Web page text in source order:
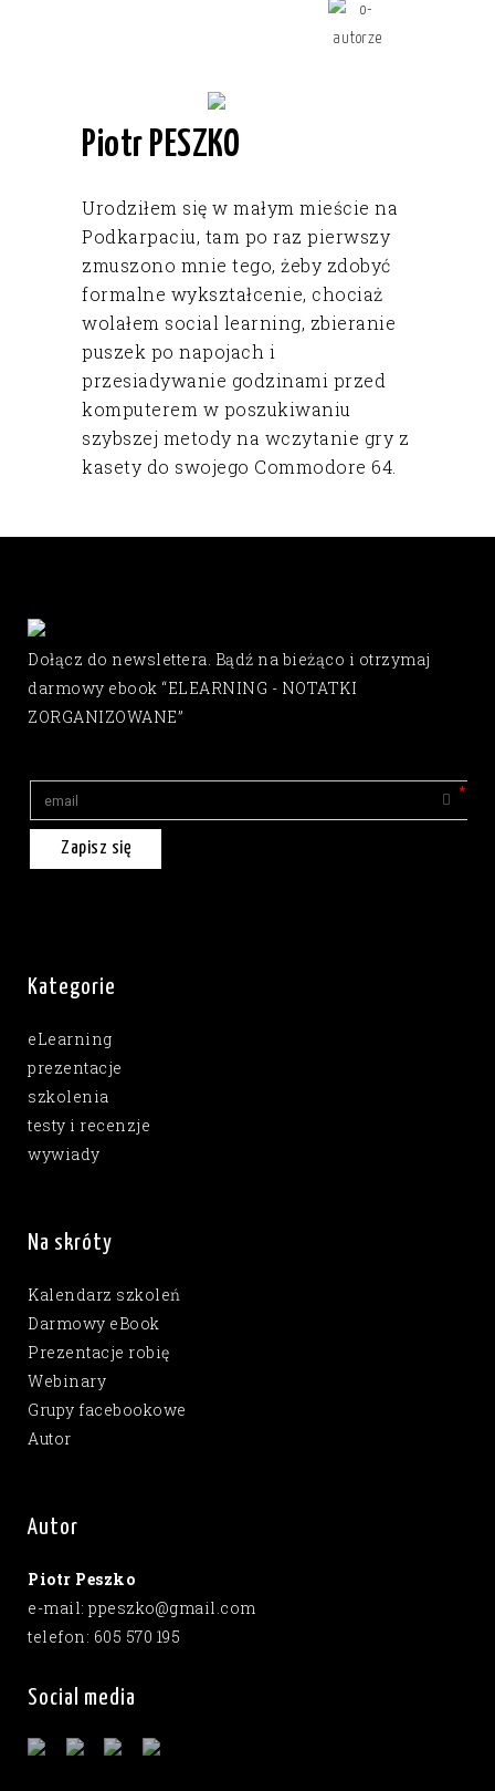
Piotr PESZKO
Urodziłem się w małym mieście na
Podkarpaciu, tam po raz pierwszy
zmuszono mnie tego, żeby zdobyć
formalne wykształcenie, chociaż
wolałem social learning, zbieranie
puszek po napojach i
przesiadywanie godzinami przed
komputerem w poszukiwaniu
szybszej metody na wczytanie gry z
kasety do swojego Commodore 64.
Dołącz do newslettera. Bądź na bieżąco i otrzymaj
darmowy ebook “ELEARNING - NOTATKI
ZORGANIZOWANE”
Zapisz się
Kategorie
eLearning
prezentacje
szkolenia
testy i recenzje
wywiady
Na skróty
Kalendarz szkoleń
Darmowy eBook
Prezentacje robię
Webinary
Grupy facebookowe
Autor
Autor
Piotr Peszko
e-mail: ppeszko@gmail.com
telefon: 605 570 195
Social media